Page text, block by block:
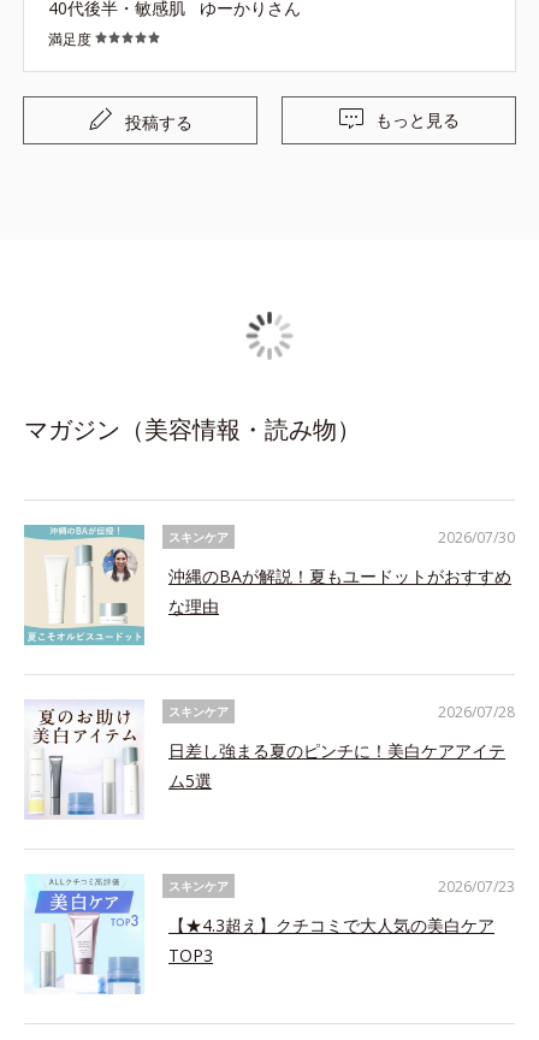
40代後半・敏感肌 ゆーかりさん
満足度
投稿する もっと見る
マガジン（美容情報・読み物）
スキンケア
沖縄のBAが解説！夏もユードットがおすすめ
な理由
2026/07/30
スキンケア
日差し強まる夏のピンチに！美白ケアアイテ
ム5選
2026/07/28
スキンケア
【★4.3超え】クチコミで大人気の美白ケア
TOP3
2026/07/23